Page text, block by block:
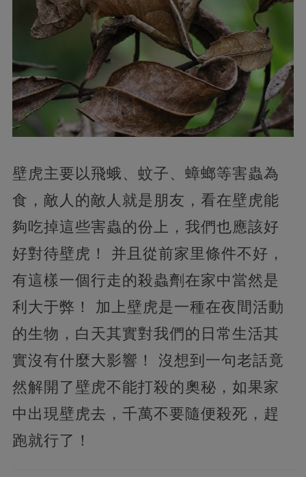
壁虎主要以飛蛾、蚊子、蟑螂等害蟲為
食，敵人的敵人就是朋友，看在壁虎能
夠吃掉這些害蟲的份上，我們也應該好
好對待壁虎！ 并且從前家里條件不好，
有這樣一個行走的殺蟲劑在家中當然是
利大于弊！ 加上壁虎是一種在夜間活動
的生物，白天其實對我們的日常生活其
實沒有什麼大影響！ 沒想到一句老話竟
然解開了壁虎不能打殺的奧秘，如果家
中出現壁虎去，千萬不要隨便殺死，趕
跑就行了！